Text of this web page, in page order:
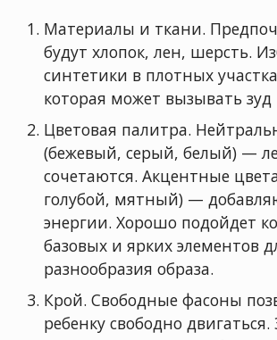
Материалы и ткани.
будут хлопок, лен, шерсть.
синтетики в плотных
которая может вызывать
Цветовая палитра.
(бежевый, серый, белый) —
сочетаются. Акцентные
голубой, мятный) —
энергии. Хорошо подойдет
базовых и ярких элементов
разнообразия образа.
Крой. Свободные фасоны
ребенку свободно